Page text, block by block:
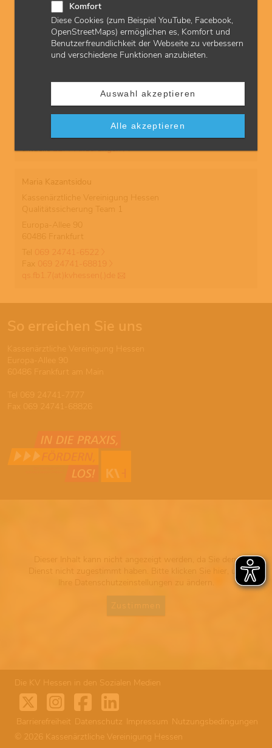
Komfort
Diese Cookies (zum Beispiel YouTube, Facebook,
OpenStreetMaps) ermöglichen es, Komfort und
Benutzerfreundlichkeit der Webseite zu verbessern
und verschiedene Funktionen anzubieten.
Auswahl akzeptieren
Alle akzeptieren
Aktualisierungsmeldung Sozialpsychiatrie Praxisteam
| pdf | 206 KB
Gele-Liste | pdf | 475 KB
Schon gesehen? Die KVH informiert ihre Mitglieder auch
Abrechnung von Kassenleistungen
Vertragsarzt- und -psychotherapeutenpraxen sowie über
aktuelleEBM-Änderungen .
Maria Kazantsidou
Kassenärztliche Vereinigung Hessen
Qualitätssicherung Team 1
Europa-Allee 90
60486 Frankfurt
Tel 069 24741-6522
Fax 069 24741-68819
qs.fb1.7(at)kvhessen(.)de
Dieser Inhalt kann nicht angezeigt werden, da Sie dem
Dienst nicht zugestimmt haben. Bitte klicken Sie hier, um
Ihre Datenschutzeinstellungen zu ändern.
Zustimmen
Die KV Hessen in den Sozialen Medien
Nutzungsbedingungen
Impressum
Datenschutz
Barrierefreiheit
© 2026 Kassenärztliche Vereinigung Hessen